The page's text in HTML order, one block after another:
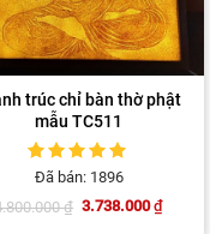
trúc chỉ bàn thờ phật
mẫu TC511
Đã bán: 1896
5trên 5 dựa
1
₫ Giá
3.738.000₫
Giá